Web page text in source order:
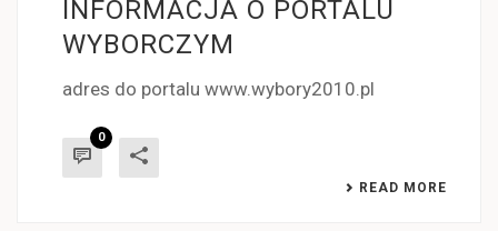
INFORMACJA O PORTALU
WYBORCZYM
adres do portalu www.wybory2010.pl
0
READ MORE